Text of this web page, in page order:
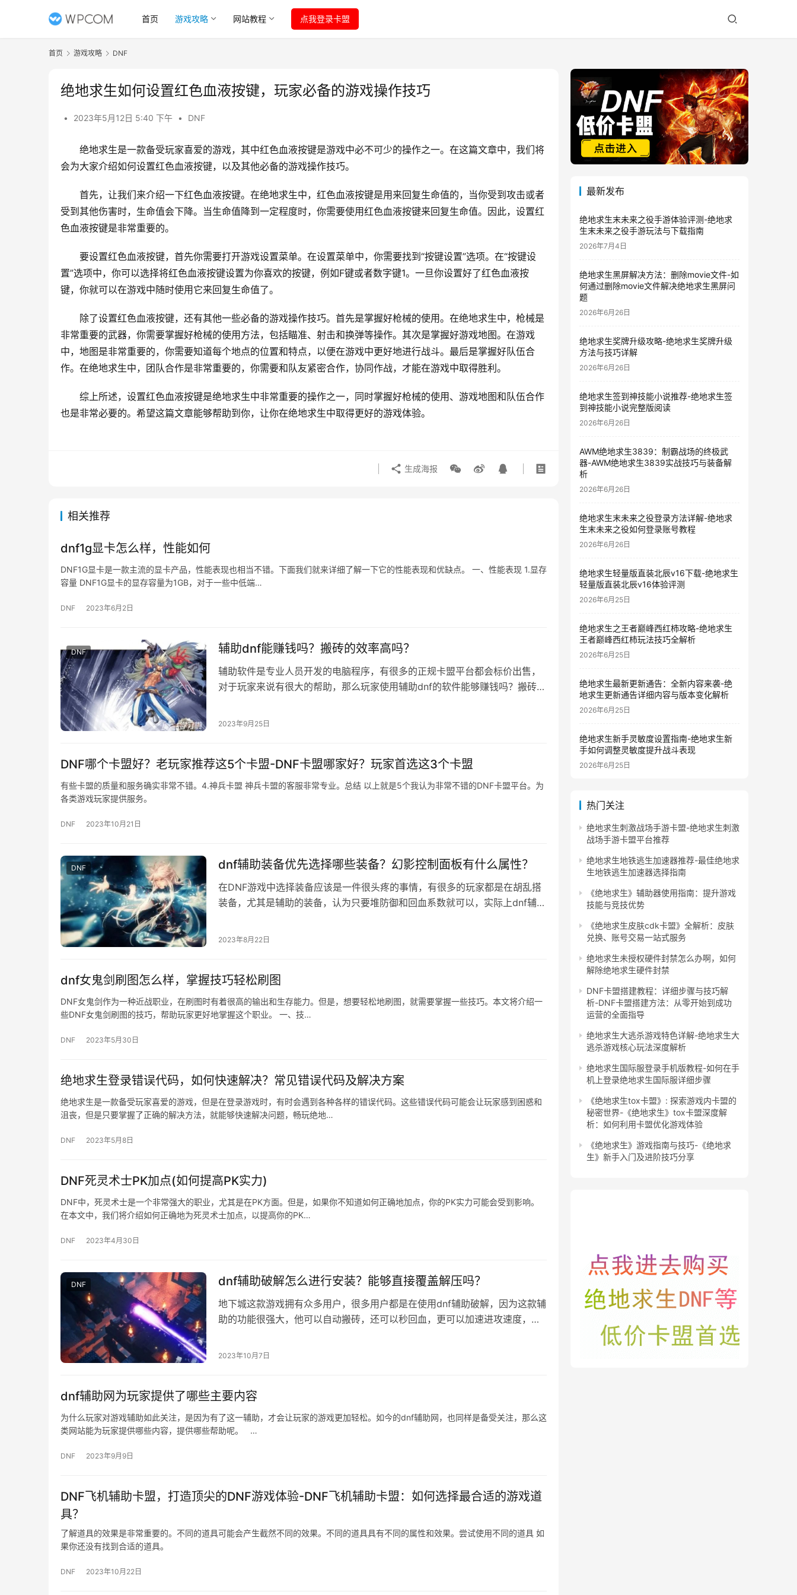
首页 游戏攻略 网站教程 点我登录卡盟
首页 游戏攻略 DNF
绝地求生如何设置红色血液按键，玩家必备的游戏操作技巧
• 2023年5月12日 5:40 下午 • DNF
绝地求生是一款备受玩家喜爱的游戏，其中红色血液按键是游戏中必不可少的操作之一。在这篇文章中，我们将
会为大家介绍如何设置红色血液按键，以及其他必备的游戏操作技巧。
首先，让我们来介绍一下红色血液按键。在绝地求生中，红色血液按键是用来回复生命值的，当你受到攻击或者
受到其他伤害时，生命值会下降。当生命值降到一定程度时，你需要使用红色血液按键来回复生命值。因此，设置红
色血液按键是非常重要的。
要设置红色血液按键，首先你需要打开游戏设置菜单。在设置菜单中，你需要找到“按键设置”选项。在“按键设
置”选项中，你可以选择将红色血液按键设置为你喜欢的按键，例如F键或者数字键1。一旦你设置好了红色血液按
键，你就可以在游戏中随时使用它来回复生命值了。
除了设置红色血液按键，还有其他一些必备的游戏操作技巧。首先是掌握好枪械的使用。在绝地求生中，枪械是
非常重要的武器，你需要掌握好枪械的使用方法，包括瞄准、射击和换弹等操作。其次是掌握好游戏地图。在游戏
中，地图是非常重要的，你需要知道每个地点的位置和特点，以便在游戏中更好地进行战斗。最后是掌握好队伍合
作。在绝地求生中，团队合作是非常重要的，你需要和队友紧密合作，协同作战，才能在游戏中取得胜利。
综上所述，设置红色血液按键是绝地求生中非常重要的操作之一，同时掌握好枪械的使用、游戏地图和队伍合作
也是非常必要的。希望这篇文章能够帮助到你，让你在绝地求生中取得更好的游戏体验。
生成海报
相关推荐
dnf1g显卡怎么样，性能如何
DNF1G显卡是一款主流的显卡产品，性能表现也相当不错。下面我们就来详细了解一下它的性能表现和优缺点。 一、性能表现 1.显存
容量 DNF1G显卡的显存容量为1GB，对于一些中低端…
DNF 2023年6月2日
DNF 辅助dnf能赚钱吗？搬砖的效率高吗？
辅助软件是专业人员开发的电脑程序，有很多的正规卡盟平台都会标价出售，
对于玩家来说有很大的帮助，那么玩家使用辅助dnf的软件能够赚钱吗？搬砖的
2023年9月25日
DNF哪个卡盟好？老玩家推荐这5个卡盟-DNF卡盟哪家好？玩家首选这3个卡盟
有些卡盟的质量和服务确实非常不错。4.神兵卡盟 神兵卡盟的客服非常专业。总结 以上就是5个我认为非常不错的DNF卡盟平台。为
各类游戏玩家提供服务。
DNF 2023年10月21日
DNF dnf辅助装备优先选择哪些装备？幻影控制面板有什么属性？
在DNF游戏中选择装备应该是一件很头疼的事情，有很多的玩家都是在胡乱搭
装备，尤其是辅助的装备，认为只要堆防御和回血系数就可以，实际上dnf辅助
2023年8月22日
dnf女鬼剑刷图怎么样，掌握技巧轻松刷图
DNF女鬼剑作为一种近战职业，在刷图时有着很高的输出和生存能力。但是，想要轻松地刷图，就需要掌握一些技巧。本文将介绍一
些DNF女鬼剑刷图的技巧，帮助玩家更好地掌握这个职业。 一、技…
DNF 2023年5月30日
绝地求生登录错误代码，如何快速解决？常见错误代码及解决方案
绝地求生是一款备受玩家喜爱的游戏，但是在登录游戏时，有时会遇到各种各样的错误代码。这些错误代码可能会让玩家感到困惑和
沮丧，但是只要掌握了正确的解决方法，就能够快速解决问题，畅玩绝地…
DNF 2023年5月8日
DNF死灵术士PK加点(如何提高PK实力)
DNF中，死灵术士是一个非常强大的职业，尤其是在PK方面。但是，如果你不知道如何正确地加点，你的PK实力可能会受到影响。
在本文中，我们将介绍如何正确地为死灵术士加点，以提高你的PK…
DNF 2023年4月30日
DNF dnf辅助破解怎么进行安装？能够直接覆盖解压吗？
地下城这款游戏拥有众多用户，很多用户都是在使用dnf辅助破解，因为这款辅
助的功能很强大，他可以自动搬砖，还可以秒回血，更可以加速进攻速度，今
2023年10月7日
dnf辅助网为玩家提供了哪些主要内容
为什么玩家对游戏辅助如此关注，是因为有了这一辅助，才会让玩家的游戏更加轻松。如今的dnf辅助网，也同样是备受关注，那么这
类网站能为玩家提供哪些内容，提供哪些帮助呢。 …
DNF 2023年9月9日
DNF飞机辅助卡盟，打造顶尖的DNF游戏体验-DNF飞机辅助卡盟：如何选择最合适的游戏道
具？
了解道具的效果是非常重要的。不同的道具可能会产生截然不同的效果。不同的道具具有不同的属性和效果。尝试使用不同的道具 如
果你还没有找到合适的道具。
DNF 2023年10月22日
最新发布
绝地求生末未来之役手游体验评测-绝地求
生末未来之役手游玩法与下载指南
2026年7月4日
绝地求生黑屏解决方法：删除movie文件-如
何通过删除movie文件解决绝地求生黑屏问
题
2026年6月26日
绝地求生奖牌升级攻略-绝地求生奖牌升级
方法与技巧详解
2026年6月26日
绝地求生签到神技能小说推荐-绝地求生签
到神技能小说完整版阅读
2026年6月26日
AWM绝地求生3839：制霸战场的终极武
器-AWM绝地求生3839实战技巧与装备解
析
2026年6月26日
绝地求生末未来之役登录方法详解-绝地求
生末未来之役如何登录账号教程
2026年6月26日
绝地求生轻量版直装北辰v16下载-绝地求生
轻量版直装北辰v16体验评测
2026年6月25日
绝地求生之王者巅峰西红柿攻略-绝地求生
王者巅峰西红柿玩法技巧全解析
2026年6月25日
绝地求生最新更新通告：全新内容来袭-绝
地求生更新通告详细内容与版本变化解析
2026年6月25日
绝地求生新手灵敏度设置指南-绝地求生新
手如何调整灵敏度提升战斗表现
2026年6月25日
热门关注
绝地求生刺激战场手游卡盟-绝地求生刺激
战场手游卡盟平台推荐
绝地求生地铁逃生加速器推荐-最佳绝地求
生地铁逃生加速器选择指南
《绝地求生》辅助器使用指南：提升游戏
技能与竞技优势
《绝地求生皮肤cdk卡盟》全解析：皮肤
兑换、账号交易一站式服务
绝地求生未授权硬件封禁怎么办啊，如何
解除绝地求生硬件封禁
DNF卡盟搭建教程：详细步骤与技巧解
析-DNF卡盟搭建方法：从零开始到成功
运营的全面指导
绝地求生大逃杀游戏特色详解-绝地求生大
逃杀游戏核心玩法深度解析
绝地求生国际服登录手机版教程-如何在手
机上登录绝地求生国际服详细步骤
《绝地求生tox卡盟》: 探索游戏内卡盟的
秘密世界-《绝地求生》tox卡盟深度解
析：如何利用卡盟优化游戏体验
《绝地求生》游戏指南与技巧-《绝地求
生》新手入门及进阶技巧分享